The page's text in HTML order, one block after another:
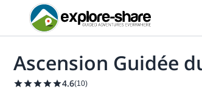
Ascension Guidée
4.6(10)